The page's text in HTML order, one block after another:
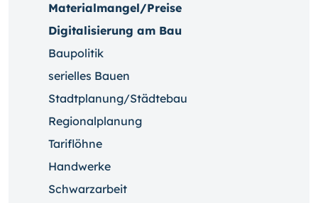
Materialmangel/Preise
Digitalisierung am Bau
Baupolitik
serielles Bauen
Stadtplanung/Städtebau
Regionalplanung
Tariflöhne
Handwerke
Schwarzarbeit